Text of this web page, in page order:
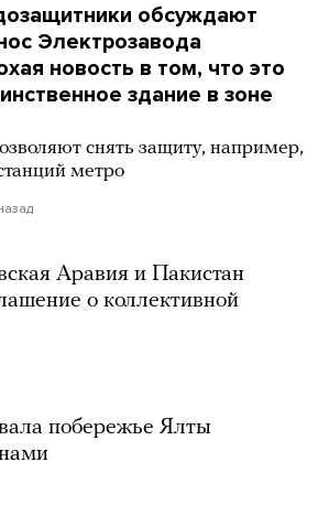
обсуждают
Электрозавода
новость в том, что это
здание в зоне
снять защиту, например,
метро
Аравия и Пакистан
о коллективной
побережье Ялты